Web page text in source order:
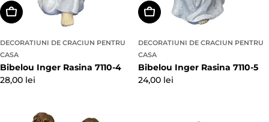
Adaugă In Coş
DECORATIUNI DE CRACIUN PENTRU
CASA
Bibelou Inger Rasina 7110-4
Preț
28,00 lei
Adaugă In Coş
DECORATIUNI DE CRACIUN PENTRU
CASA
Bibelou Inger Rasina 7110-5
Preț
24,00 lei